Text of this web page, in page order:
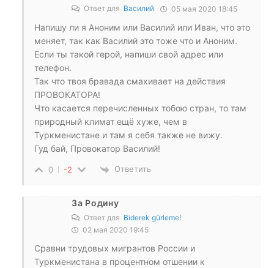
Ответ для Василий 05 мая 2020 18:45
Напишу ли я Аноним или Василий или Иван, что это
меняет, так как Василий это тоже что и Аноним.
Если ты такой герой, напиши свой адрес или
телефон.
Так что твоя бравада смахивает на действия
ПРОВОКАТОРА!
Что касается перечисленных тобою стран, то там
природный климат ещё хуже, чем в
Туркменистане и там я себя также не вижу.
Гуд бай, Провокатор Василий!
0 -2 Ответить
За Родину
Ответ для Biderek gürleme!
02 мая 2020 19:45
Сравни трудовых мигрантов России и
Туркменистана в процентном отшении к